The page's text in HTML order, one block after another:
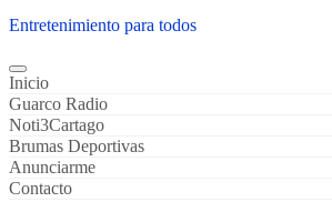
Entretenimiento para todos
Inicio
Guarco Radio
Noti3Cartago
Brumas Deportivas
Anunciarme
Contacto